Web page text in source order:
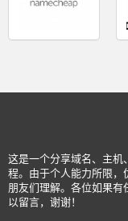
这是一个分享域名、主机
程。由于个人能力所限，
朋友们理解。各位如果
以留言，谢谢！